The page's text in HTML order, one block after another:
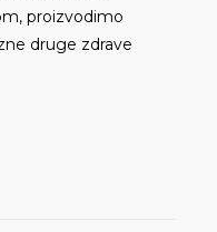
proizvodimo
druge zdrave